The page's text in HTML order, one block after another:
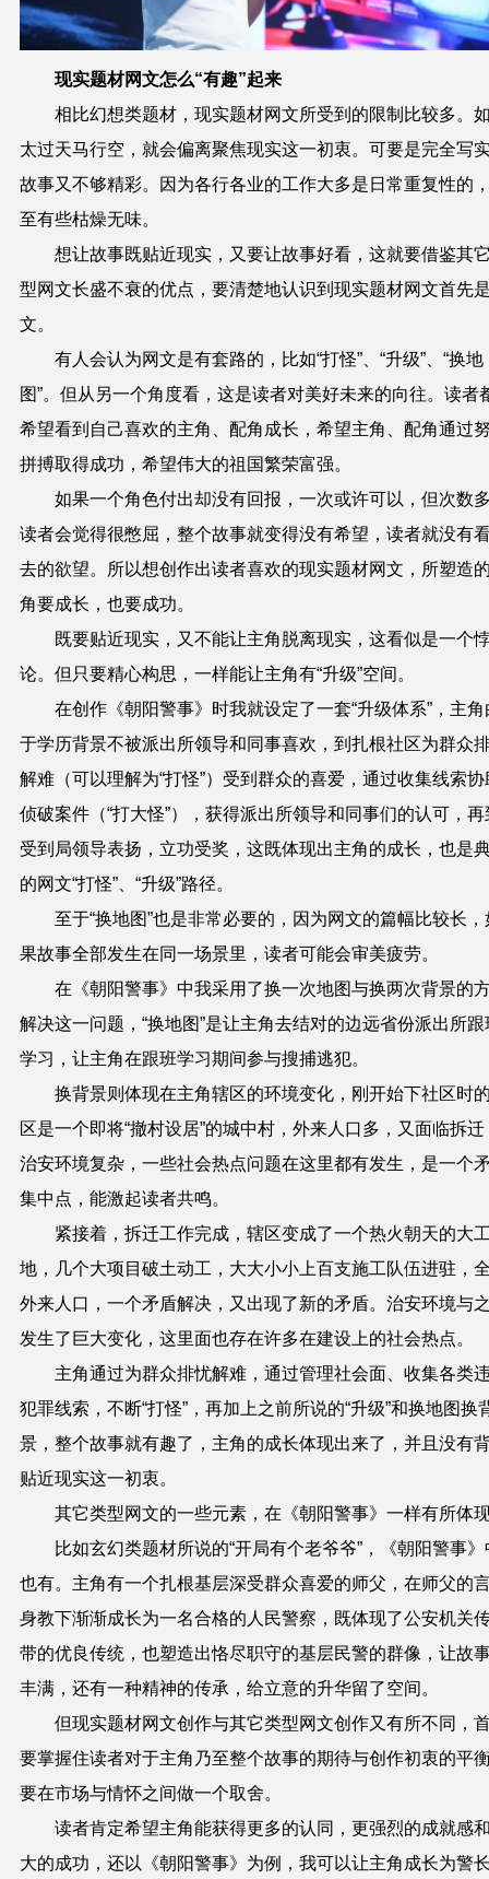
现实题材网文怎么“有趣”起来
相比幻想类题材，现实题材网文所受到的限制比较多。
太过天马行空，就会偏离聚焦现实这一初衷。可要是完全写
故事又不够精彩。因为各行各业的工作大多是日常重复性的
至有些枯燥无味。
想让故事既贴近现实，又要让故事好看，这就要借鉴其
型网文长盛不衰的优点，要清楚地认识到现实题材网文首先
文。
有人会认为网文是有套路的，比如“打怪”、“升级”、“换地
图”。但从另一个角度看，这是读者对美好未来的向往。读者
希望看到自己喜欢的主角、配角成长，希望主角、配角通过
拼搏取得成功，希望伟大的祖国繁荣富强。
如果一个角色付出却没有回报，一次或许可以，但次数
读者会觉得很憋屈，整个故事就变得没有希望，读者就没有
去的欲望。所以想创作出读者喜欢的现实题材网文，所塑造
角要成长，也要成功。
既要贴近现实，又不能让主角脱离现实，这看似是一个
论。但只要精心构思，一样能让主角有“升级”空间。
在创作《朝阳警事》时我就设定了一套“升级体系”，主角
于学历背景不被派出所领导和同事喜欢，到扎根社区为群众
解难（可以理解为“打怪”）受到群众的喜爱，通过收集线索协
侦破案件（“打大怪”），获得派出所领导和同事们的认可，再
受到局领导表扬，立功受奖，这既体现出主角的成长，也是
的网文“打怪”、“升级”路径。
至于“换地图”也是非常必要的，因为网文的篇幅比较长，
果故事全部发生在同一场景里，读者可能会审美疲劳。
在《朝阳警事》中我采用了换一次地图与换两次背景的
解决这一问题，“换地图”是让主角去结对的边远省份派出所跟
学习，让主角在跟班学习期间参与搜捕逃犯。
换背景则体现在主角辖区的环境变化，刚开始下社区时
区是一个即将“撤村设居”的城中村，外来人口多，又面临拆迁
治安环境复杂，一些社会热点问题在这里都有发生，是一个
集中点，能激起读者共鸣。
紧接着，拆迁工作完成，辖区变成了一个热火朝天的大
地，几个大项目破土动工，大大小小上百支施工队伍进驻，
外来人口，一个矛盾解决，又出现了新的矛盾。治安环境与
发生了巨大变化，这里面也存在许多在建设上的社会热点。
主角通过为群众排忧解难，通过管理社会面、收集各类
犯罪线索，不断“打怪”，再加上之前所说的“升级”和换地图换
景，整个故事就有趣了，主角的成长体现出来了，并且没有
贴近现实这一初衷。
其它类型网文的一些元素，在《朝阳警事》一样有所体
比如玄幻类题材所说的“开局有个老爷爷”，《朝阳警事》
也有。主角有一个扎根基层深受群众喜爱的师父，在师父的
身教下渐渐成长为一名合格的人民警察，既体现了公安机关
带的优良传统，也塑造出恪尽职守的基层民警的群像，让故
丰满，还有一种精神的传承，给立意的升华留了空间。
但现实题材网文创作与其它类型网文创作又有所不同，
要掌握住读者对于主角乃至整个故事的期待与创作初衷的平
要在市场与情怀之间做一个取舍。
读者肯定希望主角能获得更多的认同，更强烈的成就感
大的成功，还以《朝阳警事》为例，我可以让主角成长为警